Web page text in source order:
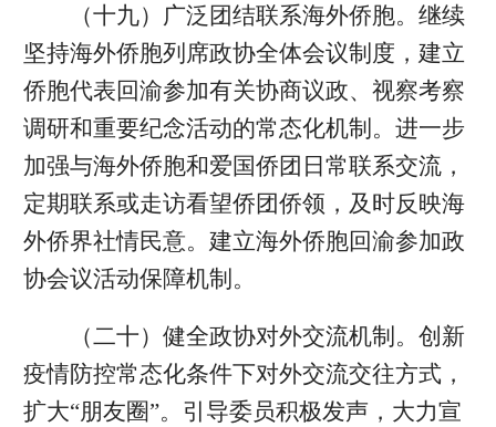
（十九）广泛团结联系海外侨胞。继续
坚持海外侨胞列席政协全体会议制度，建立
侨胞代表回渝参加有关协商议政、视察考察
调研和重要纪念活动的常态化机制。进一步
加强与海外侨胞和爱国侨团日常联系交流，
定期联系或走访看望侨团侨领，及时反映海
外侨界社情民意。建立海外侨胞回渝参加政
协会议活动保障机制。
（二十）健全政协对外交流机制。创新
疫情防控常态化条件下对外交流交往方式，
扩大“朋友圈”。引导委员积极发声，大力宣